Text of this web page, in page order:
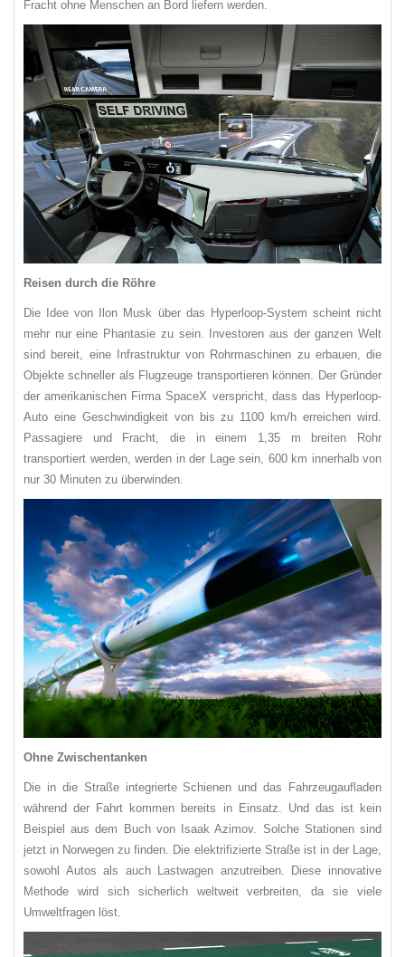
Fracht ohne Menschen an Bord liefern werden.
Reisen durch die Röhre
Die Idee von Ilon Musk über das Hyperloop-System scheint nicht
mehr nur eine Phantasie zu sein. Investoren aus der ganzen Welt
sind bereit, eine Infrastruktur von Rohrmaschinen zu erbauen, die
Objekte schneller als Flugzeuge transportieren können. Der Gründer
der amerikanischen Firma SpaceX verspricht, dass das Hyperloop-
Auto eine Geschwindigkeit von bis zu 1100 km/h erreichen wird.
Passagiere und Fracht, die in einem 1,35 m breiten Rohr
transportiert werden, werden in der Lage sein, 600 km innerhalb von
nur 30 Minuten zu überwinden.
Ohne Zwischentanken
Die in die Straße integrierte Schienen und das Fahrzeugaufladen
während der Fahrt kommen bereits in Einsatz. Und das ist kein
Beispiel aus dem Buch von Isaak Azimov. Solche Stationen sind
jetzt in Norwegen zu finden. Die elektrifizierte Straße ist in der Lage,
sowohl Autos als auch Lastwagen anzutreiben. Diese innovative
Methode wird sich sicherlich weltweit verbreiten, da sie viele
Umweltfragen löst.